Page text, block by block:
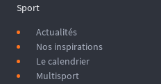
Sport
Actualités
Nos inspirations
Le calendrier
Multisport